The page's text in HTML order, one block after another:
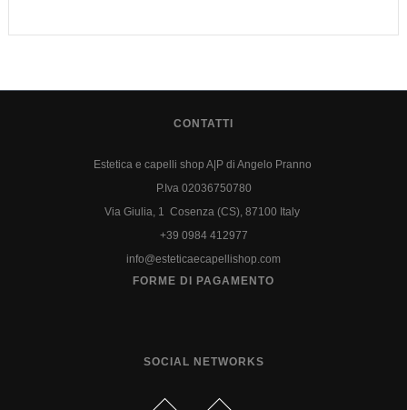
CONTATTI
Estetica e capelli shop A|P di Angelo Pranno
P.Iva 02036750780
Via Giulia, 1 Cosenza (CS), 87100 Italy
+39 0984 412977
info@esteticaecapellishop.com
FORME DI PAGAMENTO
SOCIAL NETWORKS